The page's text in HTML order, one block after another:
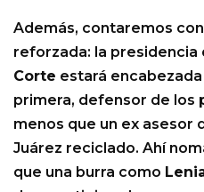
Además, contaremos
reforzada: la presidencia
Corte estará
primera, defensor de los
menos que un ex asesor
Juárez reciclado. Ahí
que una burra como